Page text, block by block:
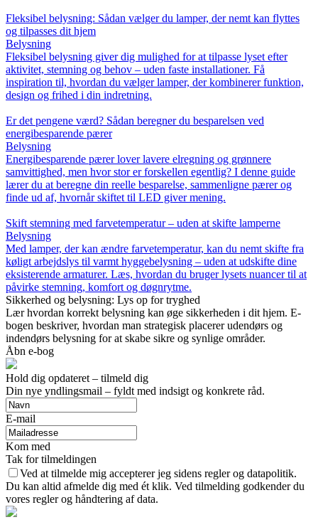
Fleksibel belysning: Sådan vælger du lamper, der nemt kan flyttes
og tilpasses dit hjem
Belysning
Fleksibel belysning giver dig mulighed for at tilpasse lyset efter
aktivitet, stemning og behov – uden faste installationer. Få
inspiration til, hvordan du vælger lamper, der kombinerer funktion,
design og frihed i din indretning.
Er det pengene værd? Sådan beregner du besparelsen ved
energibesparende pærer
Belysning
Energibesparende pærer lover lavere elregning og grønnere
samvittighed, men hvor stor er forskellen egentlig? I denne guide
lærer du at beregne din reelle besparelse, sammenligne pærer og
finde ud af, hvornår skiftet til LED giver mening.
Skift stemning med farvetemperatur – uden at skifte lamperne
Belysning
Med lamper, der kan ændre farvetemperatur, kan du nemt skifte fra
køligt arbejdslys til varmt hyggebelysning – uden at udskifte dine
eksisterende armaturer. Læs, hvordan du bruger lysets nuancer til at
påvirke stemning, komfort og døgnrytme.
Sikkerhed og belysning: Lys op for tryghed
Lær hvordan korrekt belysning kan øge sikkerheden i dit hjem. E-
bogen beskriver, hvordan man strategisk placerer udendørs og
indendørs belysning for at skabe sikre og synlige områder.
Åbn e-bog
Hold dig opdateret – tilmeld dig
Din nye yndlingsmail – fyldt med indsigt og konkrete råd.
E-mail
Kom med
Tak for tilmeldingen
Ved at tilmelde mig accepterer jeg sidens regler og datapolitik.
Du kan altid afmelde dig med ét klik. Ved tilmelding godkender du
vores regler og håndtering af data.